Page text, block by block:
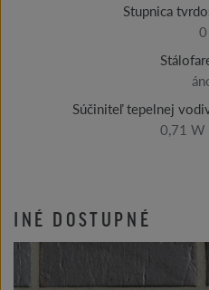
Stupnica
0
Súčiniteľ tepelnej
0,71 W
INÉ DOSTUPNÉ